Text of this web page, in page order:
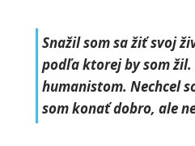
Snažil som sa žiť svoj
podľa ktorej by som žil.
humanistom. Nechcel
som konať dobro, ale